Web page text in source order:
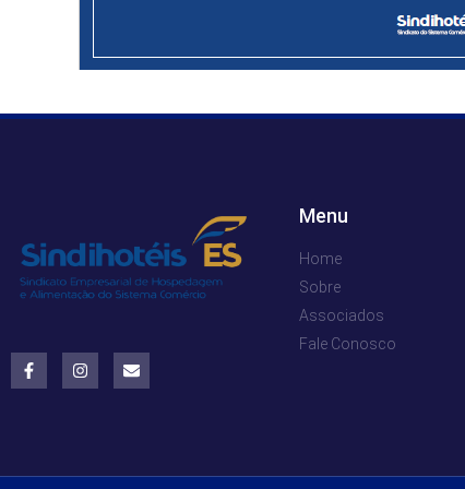
Menu
Home
Sobre
Associados
Fale Conosco